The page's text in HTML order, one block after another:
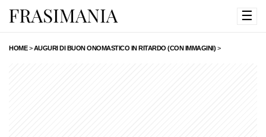
☰
HOME>AUGURI DI BUON ONOMASTICO IN RITARDO (CON IMMAGINI) >